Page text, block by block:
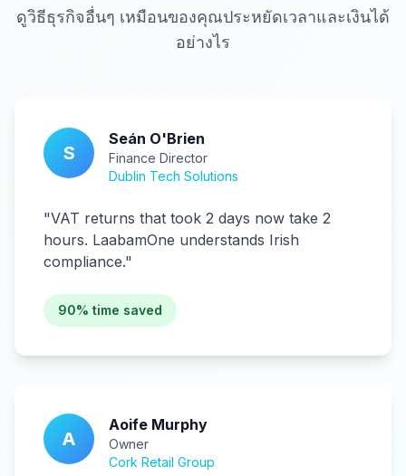
ดูวิธีธุรกิจอื่นๆ เหมือนของคุณประหยัดเวลาและเงินได้
อย่างไร
S
Seán O'Brien
Finance Director
Dublin Tech Solutions
"VAT returns that took 2 days now take 2
hours. LaabamOne understands Irish
compliance."
90% time saved
A
Aoife Murphy
Owner
Cork Retail Group